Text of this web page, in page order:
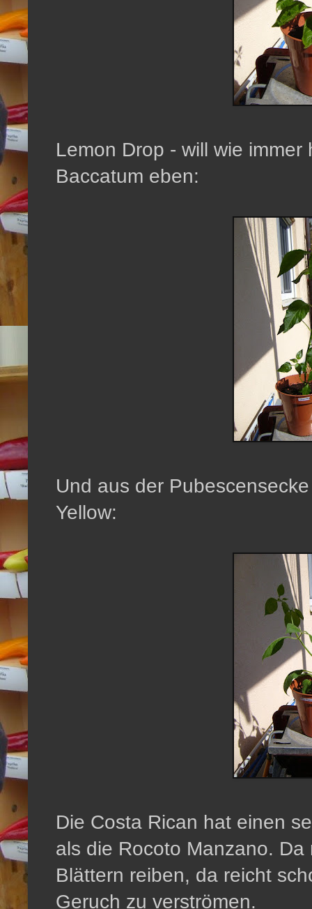
Lemon Drop - will wie
Baccatum eben:
Und aus der
Yellow:
Die Costa Rican hat einen
als die Rocoto Manzano.
Blättern reiben, da reicht
Geruch zu verströmen.